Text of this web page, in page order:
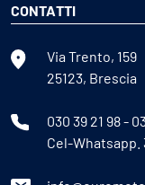
CONTATTI
Via Trento, 159
25123, Brescia
030 39 21 98-
Cel-Whatsapp.